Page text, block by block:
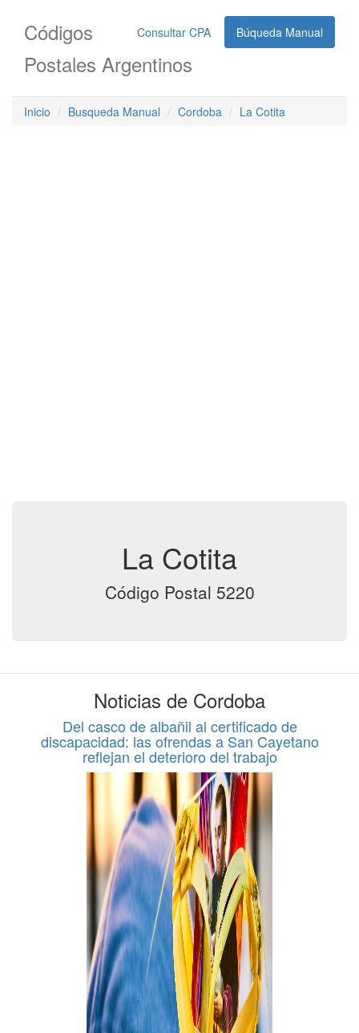
Consultar CPA Búqueda Manual
Códigos
Postales Argentinos
Inicio Busqueda Manual Cordoba La Cotita
La Cotita
Código Postal 5220
Noticias de Cordoba
Del casco de albañil al certificado de
discapacidad: las ofrendas a San Cayetano
reflejan el deterioro del trabajo